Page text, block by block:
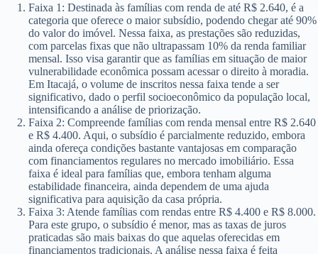
Faixa 1: Destinada às famílias com renda de até R$ 2.640, é a
categoria que oferece o maior subsídio, podendo chegar até 90%
do valor do imóvel. Nessa faixa, as prestações são reduzidas,
com parcelas fixas que não ultrapassam 10% da renda familiar
mensal. Isso visa garantir que as famílias em situação de maior
vulnerabilidade econômica possam acessar o direito à moradia.
Em Itacajá, o volume de inscritos nessa faixa tende a ser
significativo, dado o perfil socioeconômico da população local,
intensificando a análise de priorização.
Faixa 2: Compreende famílias com renda mensal entre R$ 2.640
e R$ 4.400. Aqui, o subsídio é parcialmente reduzido, embora
ainda ofereça condições bastante vantajosas em comparação
com financiamentos regulares no mercado imobiliário. Essa
faixa é ideal para famílias que, embora tenham alguma
estabilidade financeira, ainda dependem de uma ajuda
significativa para aquisição da casa própria.
Faixa 3: Atende famílias com rendas entre R$ 4.400 e R$ 8.000.
Para este grupo, o subsídio é menor, mas as taxas de juros
praticadas são mais baixas do que aquelas oferecidas em
financiamentos tradicionais. A análise nessa faixa é feita